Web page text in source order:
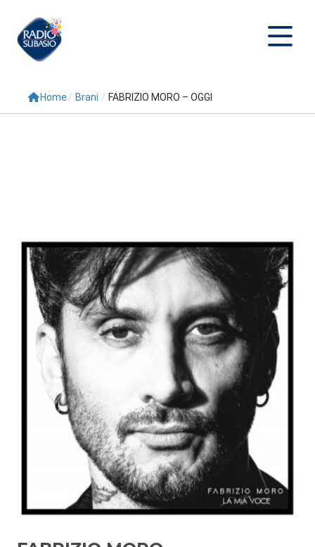
Cerca
Conduttori
Repliche
Podcast
3xTe
Interviste
Playlist
Novità
Subasio Playlist
Web Radio
Radio Subasio
Home / Brani / FABRIZIO MORO – OGGI